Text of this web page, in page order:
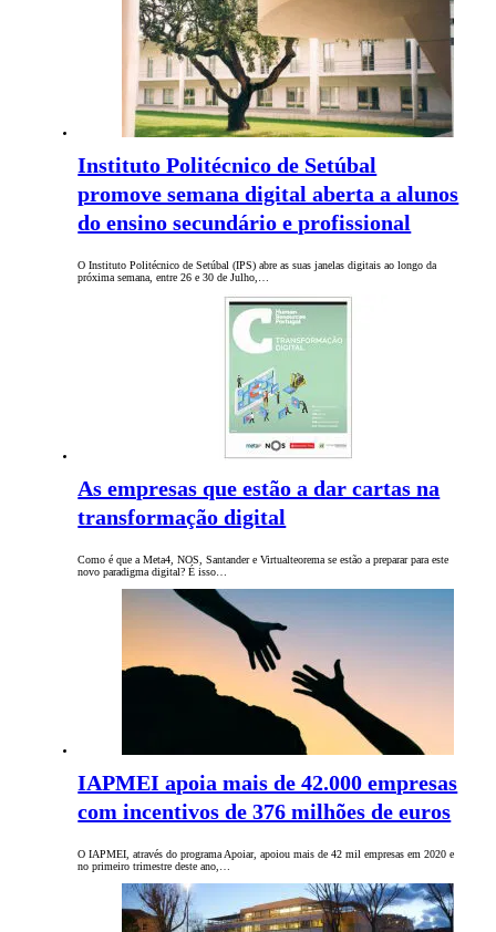
Instituto Politécnico de Setúbal
promove semana digital aberta a alunos
do ensino secundário e profissional
O Instituto Politécnico de Setúbal (IPS) abre as suas janelas digitais ao longo da
próxima semana, entre 26 e 30 de Julho,…
As empresas que estão a dar cartas na
transformação digital
Como é que a Meta4, NOS, Santander e Virtualteorema se estão a preparar para este
novo paradigma digital? É isso…
IAPMEI apoia mais de 42.000 empresas
com incentivos de 376 milhões de euros
O IAPMEI, através do programa Apoiar, apoiou mais de 42 mil empresas em 2020 e
no primeiro trimestre deste ano,…